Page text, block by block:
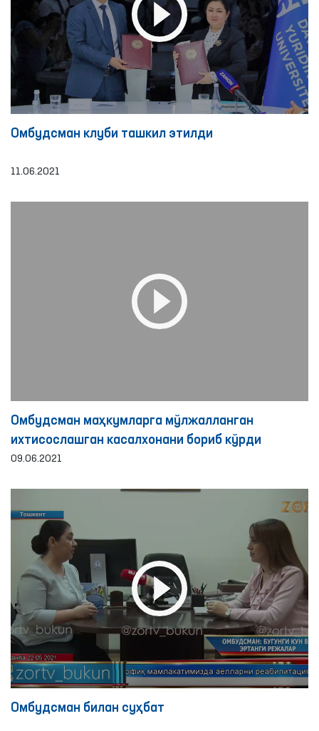
Омбудсман клуби ташкил этилди
11.06.2021
Омбудсман маҳкумларга мўлжалланган
ихтисослашган касалхонани бориб кўрди
09.06.2021
Омбудсман билан суҳбат